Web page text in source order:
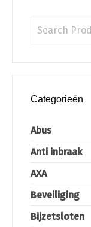
Categorieën
Abus
Anti inbraak
AXA
Beveiliging
Bijzetsloten